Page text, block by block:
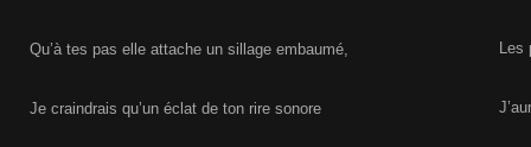
Qu’à tes pas elle attache un sillage embaumé,
Je craindrais qu’un éclat de ton rire sonore
Les